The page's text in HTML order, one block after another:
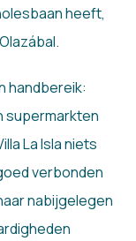
heeft,
handbereik:
supermarkten
La Isla niets
verbonden
nabijgelegen